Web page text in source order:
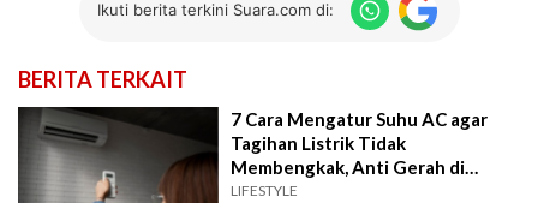
Ikuti berita terkini Suara.com di:
BERITA TERKAIT
7 Cara Mengatur Suhu AC agar
Tagihan Listrik Tidak
Membengkak, Anti Gerah di
Cuaca Panas
LIFESTYLE